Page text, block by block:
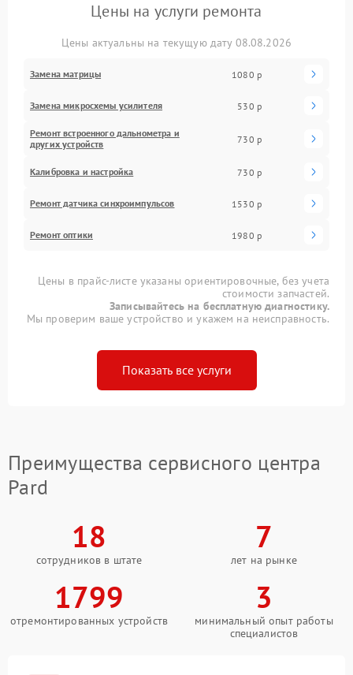
Цены на услуги ремонта
Цены актуальны на текущую дату 08.08.2026
Замена матрицы 1080 р
Замена микросхемы усилителя 530 р
Ремонт встроенного дальнометра и
других устройств
730 р
Калибровка и настройка 730 р
Ремонт датчика синхроимпульсов 1530 р
Ремонт оптики 1980 р
Цены в прайс-листе указаны ориентировочные, без учета
стоимости запчастей.
Записывайтесь на бесплатную диагностику.
Мы проверим ваше устройство и укажем на неисправность.
Показать все услуги
Преимущества сервисного центра
Pard
18
сотрудников в штате
7
лет на рынке
1799
отремонтированных устройств
3
минимальный опыт работы
специалистов